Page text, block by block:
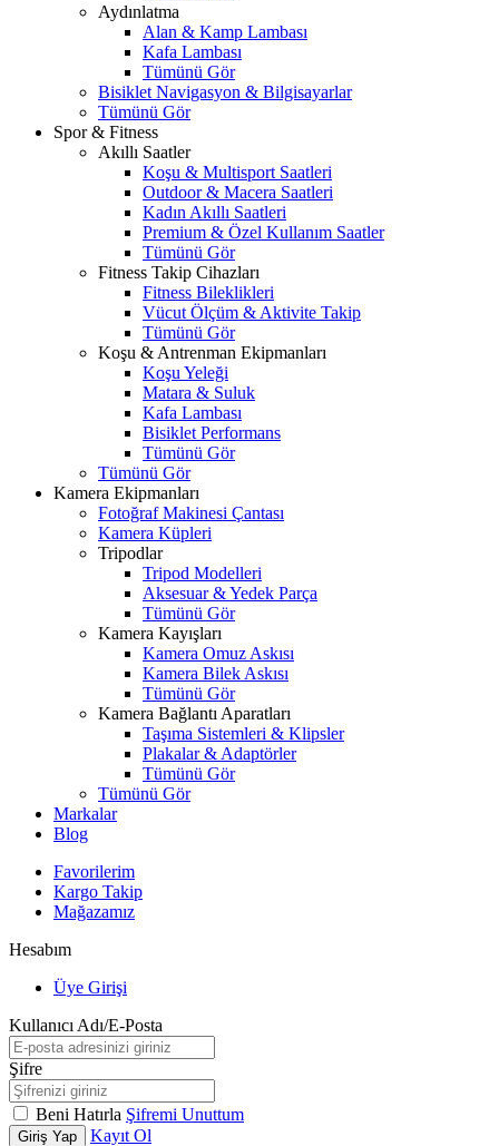
Aydınlatma
Alan & Kamp Lambası
Kafa Lambası
Tümünü Gör
Bisiklet Navigasyon & Bilgisayarlar
Tümünü Gör
Spor & Fitness
Akıllı Saatler
Koşu & Multisport Saatleri
Outdoor & Macera Saatleri
Kadın Akıllı Saatleri
Premium & Özel Kullanım Saatler
Tümünü Gör
Fitness Takip Cihazları
Fitness Bileklikleri
Vücut Ölçüm & Aktivite Takip
Tümünü Gör
Koşu & Antrenman Ekipmanları
Koşu Yeleği
Matara & Suluk
Kafa Lambası
Bisiklet Performans
Tümünü Gör
Tümünü Gör
Kamera Ekipmanları
Fotoğraf Makinesi Çantası
Kamera Küpleri
Tripodlar
Tripod Modelleri
Aksesuar & Yedek Parça
Tümünü Gör
Kamera Kayışları
Kamera Omuz Askısı
Kamera Bilek Askısı
Tümünü Gör
Kamera Bağlantı Aparatları
Taşıma Sistemleri & Klipsler
Plakalar & Adaptörler
Tümünü Gör
Tümünü Gör
Markalar
Blog
Favorilerim
Kargo Takip
Mağazamız
Hesabım
Üye Girişi
Kullanıcı Adı/E-Posta
Şifre
Beni Hatırla Şifremi Unuttum
Giriş Yap
Kayıt Ol